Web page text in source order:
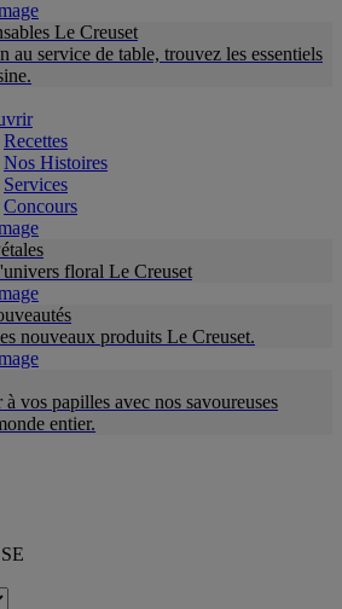
Le Creuset
au service de table, trouvez les essentiels
Recettes
Nos Histoires
Services
Concours
floral Le Creuset
nouveaux produits Le Creuset.
à vos papilles avec nos savoureuses
entier.